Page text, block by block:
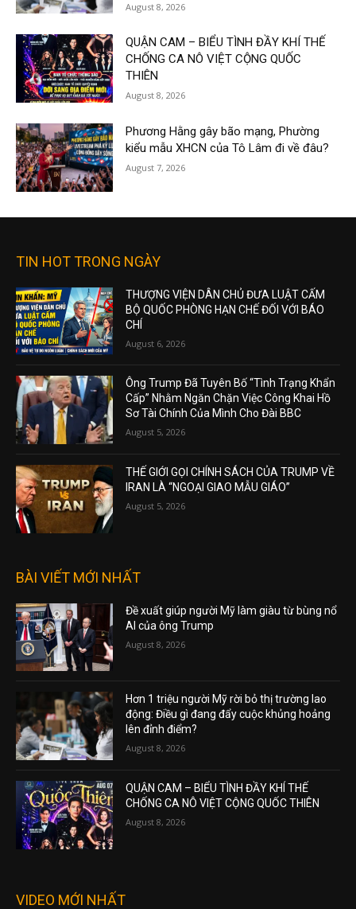
August 8, 2026
QUẬN CAM – BIỂU TÌNH ĐẦY KHÍ THẾ
CHỐNG CA NÔ VIỆT CỘNG QUỐC
THIÊN
August 8, 2026
Phương Hằng gây bão mạng, Phường
kiểu mẫu XHCN của Tô Lâm đi về đâu?
August 7, 2026
TIN HOT TRONG NGÀY
THƯỢNG VIỆN DÂN CHỦ ĐƯA LUẬT CẤM
BỘ QUỐC PHÒNG HẠN CHẾ ĐỐI VỚI BÁO
CHÍ
August 6, 2026
Ông Trump Đã Tuyên Bố “Tình Trạng Khẩn
Cấp” Nhằm Ngăn Chặn Việc Công Khai Hồ
Sơ Tài Chính Của Mình Cho Đài BBC
August 5, 2026
THẾ GIỚI GỌI CHÍNH SÁCH CỦA TRUMP VỀ
IRAN LÀ “NGOẠI GIAO MẪU GIÁO”
August 5, 2026
BÀI VIẾT MỚI NHẤT
Đề xuất giúp người Mỹ làm giàu từ bùng nổ
AI của ông Trump
August 8, 2026
Hơn 1 triệu người Mỹ rời bỏ thị trường lao
động: Điều gì đang đẩy cuộc khủng hoảng
lên đỉnh điểm?
August 8, 2026
QUẬN CAM – BIỂU TÌNH ĐẦY KHÍ THẾ
CHỐNG CA NÔ VIỆT CỘNG QUỐC THIÊN
August 8, 2026
VIDEO MỚI NHẤT